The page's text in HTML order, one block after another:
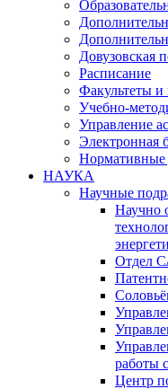
Довузовская
Расписание
Факультеты и
Учебно-
Управление
Электронная
Нормативные
НАУКА
Научные
Научно
Отдел
работы
Центр